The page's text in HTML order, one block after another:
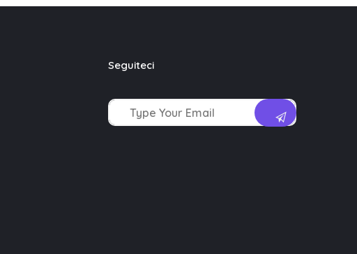
Seguiteci